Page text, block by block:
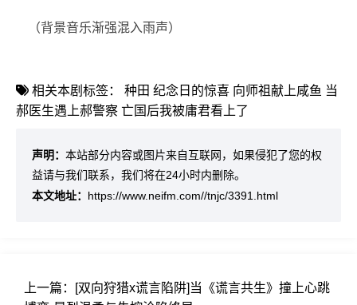
（背景音乐渐强混入雨声）
相关本剧标签： 种田 纪念日的惊喜 向师祖献上咸鱼 当
郝医生遇上郝警察 亡国后我被庸君看上了
声明： 本站部分内容或图片来自互联网，如果侵犯了您的权
益请与我们联系，我们将在24小时内删除。
本文地址： https://www.neifm.com//tnjc/3391.html
上一篇：
[双向狩猎x谎言陷阱]当《谎言共生》撞上心跳